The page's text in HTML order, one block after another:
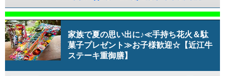
家族で夏の思い出に♪≪手持ち花火＆駄
菓子プレゼント≫お子様歓迎☆【近江牛
ステーキ重御膳】